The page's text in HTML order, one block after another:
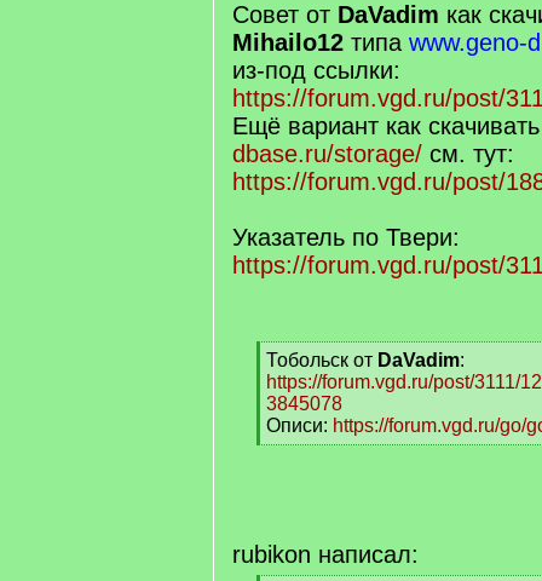
Совет от DaVadim как
Mihailo12 типа www.geno-
из-под ссылки:
https://forum.vgd.ru/post/
Ещё вариант как
dbase.ru/storage/ см. тут:
https://forum.vgd.ru/post/
Указатель по Твери:
https://forum.vgd.ru/post/
[
q
]
Тобольск от DaVadim:
https://forum.vgd.ru/post/3111/
3845078
Описи: https://forum.vgd.ru/go/
[
rubikon написал: